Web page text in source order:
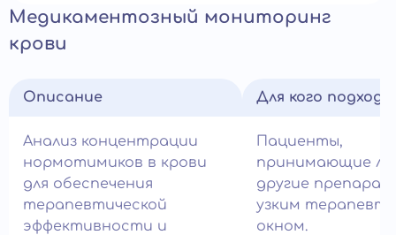
Медикаментозный мониторинг
крови
Описание
Анализ концентрации
нормотимиков в крови
для обеспечения
терапевтической
эффективности и
Для кого
Пациенты,
принимающие
другие
узким
окном.